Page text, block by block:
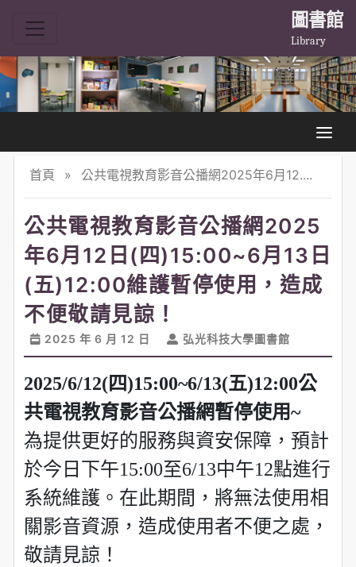
圖書館
Library
首頁 » 公共電視教育影音公播網2025年6月12....
公共電視教育影音公播網2025
年6月12日(四)15:00~6月13日
(五)12:00維護暫停使用，造成
不便敬請見諒！
2025 年 6 月 12 日 弘光科技大學圖書館
2025/6/12(四)15:00~6/13(五)12:00公
共電視教育影音公播網暫停使用~
為提供更好的服務與資安保障，預計
於今日下午15:00至6/13中午12點進行
系統維護。在此期間，將無法使用相
關影音資源，造成使用者不便之處，
敬請見諒！